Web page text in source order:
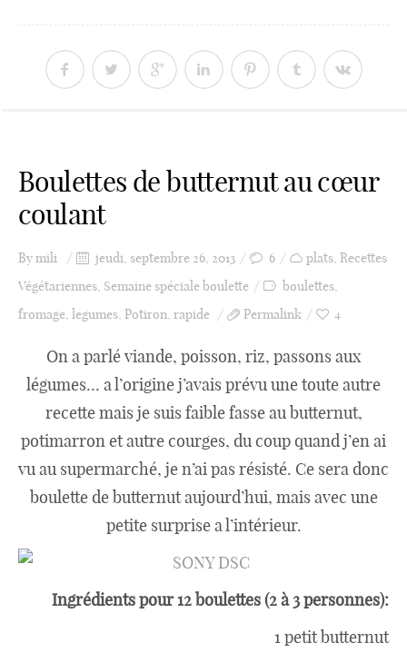
Boulettes de butternut au cœur
coulant
Bymili jeudi, septembre 26, 2013 6 plats, Recettes
Végétariennes, Semaine spéciale boulette boulettes,
fromage, legumes, Potiron, rapide Permalink 4
On a parlé viande, poisson, riz, passons aux
légumes… a l’origine j’avais prévu une toute autre
recette mais je suis faible fasse au butternut,
potimarron et autre courges, du coup quand j’en ai
vu au supermarché, je n’ai pas résisté. Ce sera donc
boulette de butternut aujourd’hui, mais avec une
petite surprise a l’intérieur.
Ingrédients pour 12 boulettes (2 à 3 personnes):
1 petit butternut